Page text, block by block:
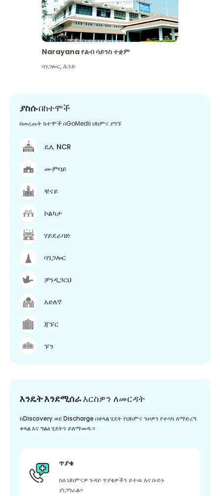
Narayana የልብ ሳይንስ ተቋም
ባንጋሎር,ሕንድ
ያስሱበከተሞች
በመረጡት ከተሞች በGoMedii ህክምና ያግኙ
ዴሊ NCR
ሙምባይ
ቼናይ
ኮልካታ
ሃይደራባድ
ባንጋሎር
ቻንዲጋርህ
እድለኛ
ጃፑር
ፑን
እንዴት እንደሚሰራእርስዎን ለመርዳት
ከDiscovery ወደ Discharge በቀላል ሂደት የህክምና ጉዞዎን የተሳካ ለማድረግ
ቀላል እና ግልፅ ሂደትን ይለማመዱ።
ጥያቄ
ስለ ህክምናዎ ጉዳይ ጥያቄዎችን ይተዉ እና ቡድኑ
ያነጋግራል።